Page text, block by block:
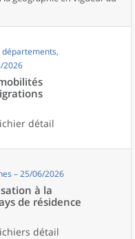
départements,
2026
détail
– 25/06/2026
à la
de résidence
détail